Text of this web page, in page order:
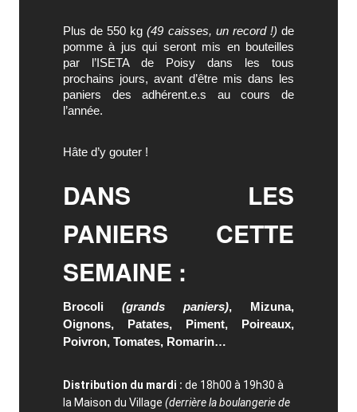
Plus de 550 kg(49 caisses, un record !) de
pomme à jus qui seront mis en bouteilles
par l’ISETA de Poisy dans les tous
prochains jours, avant d’être mis dans les
paniers des adhérent.e.s au cours de
l’année.
Hâte d’y gouter !
DANS LES
PANIERS CETTE
SEMAINE :
Brocoli (grands paniers), Mizuna,
Oignons, Patates, Piment, Poireaux,
Poivron, Tomates, Romarin…
Distribution du mardi : de 18h00 à 19h30 à
la Maison du Village (derrière la boulangerie de